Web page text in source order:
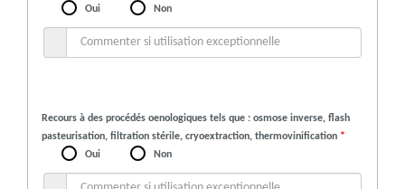
Oui
Non
Recours à des procédés oenologiques tels que : osmose inverse, flash
pasteurisation, filtration stérile, cryoextraction, thermovinification *
Oui
Non